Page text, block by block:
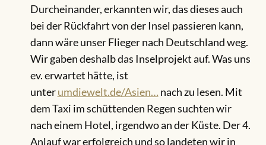
Durcheinander, erkannten wir, das dieses auch
bei der Rückfahrt von der Insel passieren kann,
dann wäre unser Flieger nach Deutschland weg.
Wir gaben deshalb das Inselprojekt auf. Was uns
ev. erwartet hätte, ist
unterumdiewelt.de/Asien…nach zu lesen. Mit
dem Taxi im schüttenden Regen suchten wir
nach einem Hotel, irgendwo an der Küste. Der 4.
Anlauf war erfolgreich und so landeten wir in